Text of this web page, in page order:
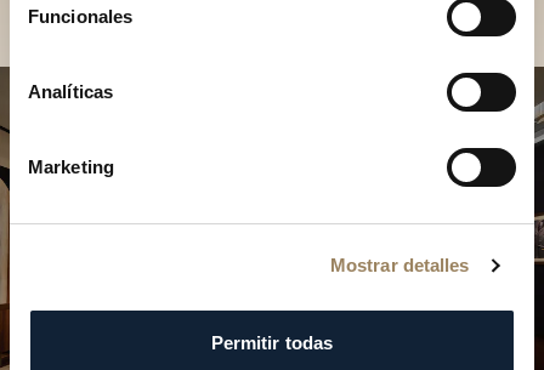
Funcionales
Analíticas
Marketing
Mostrar detalles
Permitir todas